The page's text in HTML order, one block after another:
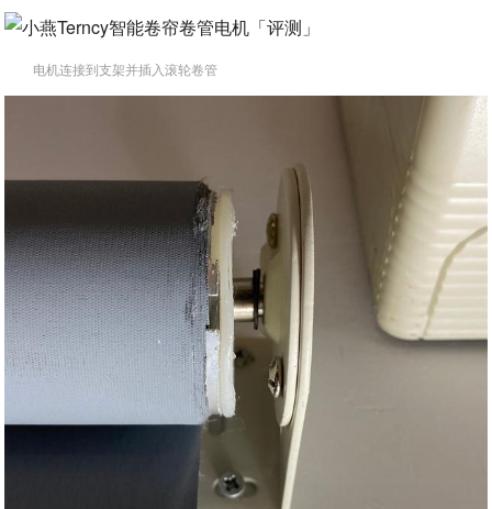
电机连接到支架并插入滚轮卷管